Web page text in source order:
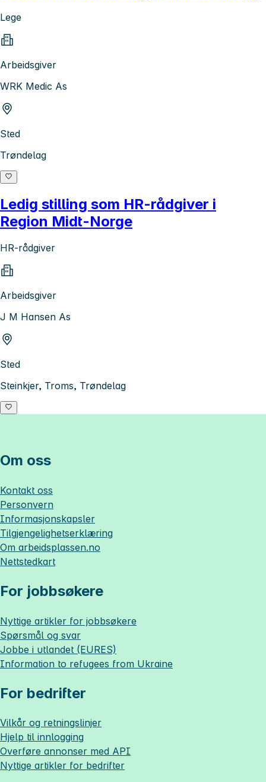
Lege
Arbeidsgiver
WRK Medic As
Sted
Trøndelag
Ledig stilling som HR-rådgiver i
Region Midt-Norge
HR-rådgiver
Arbeidsgiver
J M Hansen As
Sted
Steinkjer, Troms, Trøndelag
Om oss
Kontakt oss
Personvern
Informasjonskapsler
Tilgjengelighetserklæring
Om arbeidsplassen.no
Nettstedkart
For jobbsøkere
Nyttige artikler for jobbsøkere
Spørsmål og svar
Jobbe i utlandet (EURES)
Information to refugees from Ukraine
For bedrifter
Vilkår og retningslinjer
Hjelp til innlogging
Overføre annonser med API
Nyttige artikler for bedrifter